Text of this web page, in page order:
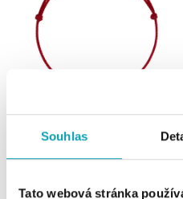
Souhlas
Tato webová stránka
Náramok s diamantom Angel Wing